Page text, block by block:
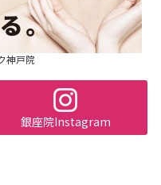
神戸院
銀座院Instagram